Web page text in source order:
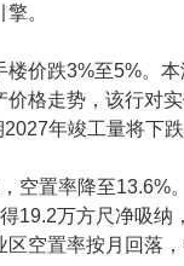
。
楼价跌3%至5%。
格走势，该行对
年竣工量将下
空置率降至
19.2万方尺净吸
空置率按月回落